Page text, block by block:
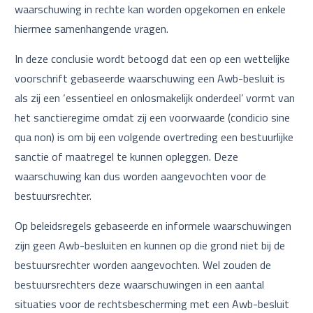
waarschuwing in rechte kan worden opgekomen en enkele
hiermee samenhangende vragen.
In deze conclusie wordt betoogd dat een op een wettelijke
voorschrift gebaseerde waarschuwing een Awb-besluit is
als zij een ‘essentieel en onlosmakelijk onderdeel’ vormt van
het sanctieregime omdat zij een voorwaarde (condicio sine
qua non) is om bij een volgende overtreding een bestuurlijke
sanctie of maatregel te kunnen opleggen. Deze
waarschuwing kan dus worden aangevochten voor de
bestuursrechter.
Op beleidsregels gebaseerde en informele waarschuwingen
zijn geen Awb-besluiten en kunnen op die grond niet bij de
bestuursrechter worden aangevochten. Wel zouden de
bestuursrechters deze waarschuwingen in een aantal
situaties voor de rechtsbescherming met een Awb-besluit